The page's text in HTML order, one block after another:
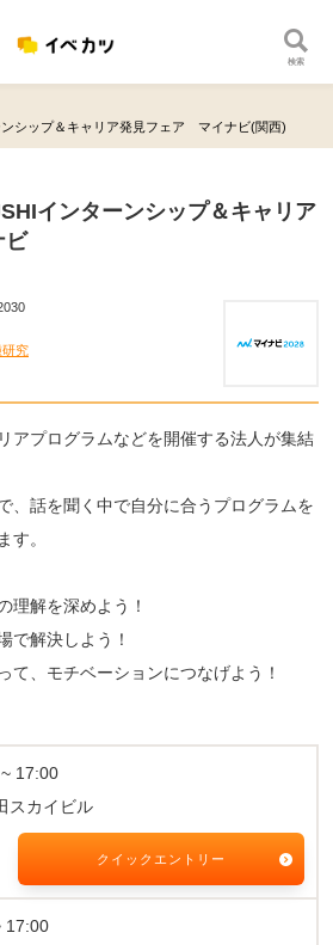
検索
シップ＆キャリア発見フェア マイナビ(関西)
インターンシップ＆キャリア
ビ
研究
アプログラムなどを開催する法人が集結
、話を聞く中で自分に合うプログラムを
す。
理解を深めよう！
で解決しよう！
て、モチベーションにつなげよう！
17:00
スカイビル
クイックエントリー
17:00